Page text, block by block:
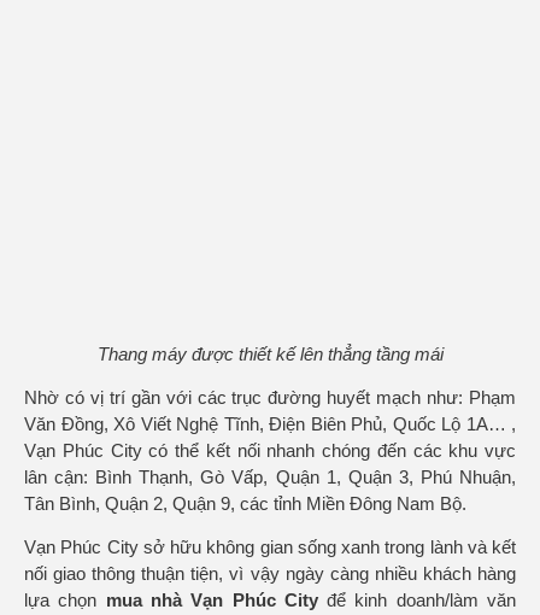
Thang máy được thiết kế lên thẳng tầng mái
Nhờ có vị trí gần với các trục đường huyết mạch như: Phạm
Văn Đồng, Xô Viết Nghệ Tĩnh, Điện Biên Phủ, Quốc Lộ 1A… ,
Vạn Phúc City có thể kết nối nhanh chóng đến các khu vực
lân cận: Bình Thạnh, Gò Vấp, Quận 1, Quận 3, Phú Nhuận,
Tân Bình, Quận 2, Quận 9, các tỉnh Miền Đông Nam Bộ.
Vạn Phúc City sở hữu không gian sống xanh trong lành và kết
nối giao thông thuận tiện, vì vậy ngày càng nhiều khách hàng
lựa chọn mua nhà Vạn Phúc Cityđể kinh doanh/làm văn